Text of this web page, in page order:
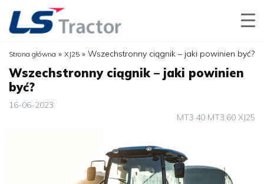
Strona główna » XJ25 » Wszechstronny ciągnik – jaki powinien być?
Wszechstronny ciągnik – jaki powinien
być?
16-06-2023
MT3.40 MT3.60 XJ25